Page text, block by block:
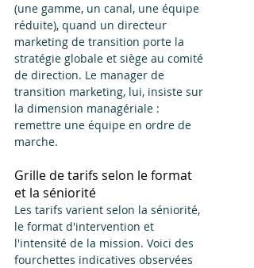
(une gamme, un canal, une équipe
réduite), quand un directeur
marketing de transition porte la
stratégie globale et siège au comité
de direction. Le manager de
transition marketing, lui, insiste sur
la dimension managériale :
remettre une équipe en ordre de
marche.
Grille de tarifs selon le format
et la séniorité
Les tarifs varient selon la séniorité,
le format d'intervention et
l'intensité de la mission. Voici des
fourchettes indicatives observées